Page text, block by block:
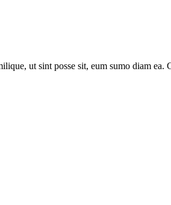
ut sint posse sit, eum sumo diam ea.